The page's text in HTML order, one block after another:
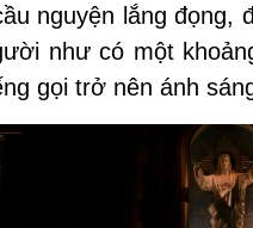
nguyện lắng
như có một
gọi trở nên ánh